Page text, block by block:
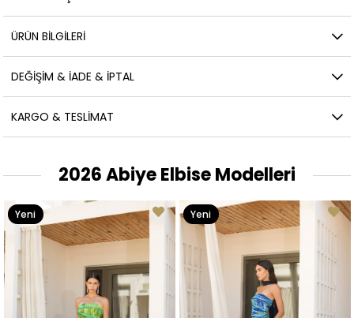
ÜRÜN BILGILERI
DEĞIŞIM & İADE & İPTAL
KARGO & TESLIMAT
2026 Abiye Elbise Modelleri
Yeni
Ürün
Yeni
Ürün